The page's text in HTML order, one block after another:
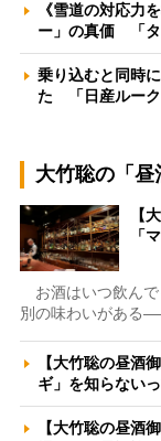
《雪道の対応力
ー」の真価 「
乗り込むと同時
た 「日産ルー
大竹聡の「昼
【
「
お酒はいつ飲んで
別の味わいがある
【大竹聡の昼酒
ギ」を知らない
【大竹聡の昼酒